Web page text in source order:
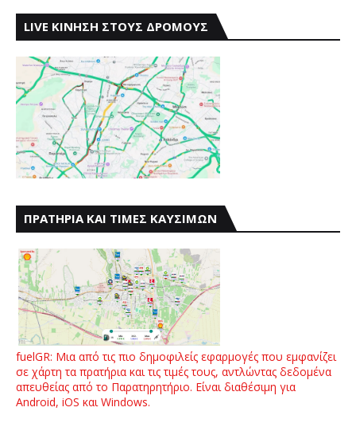
LIVE ΚΙΝΗΣΗ ΣΤΟΥΣ ΔΡΟΜΟΥΣ
ΠΡΑΤΗΡΙΑ ΚΑΙ ΤΙΜΕΣ ΚΑΥΣΙΜΩΝ
fuelGR: Μια από τις πιο δημοφιλείς εφαρμογές που εμφανίζει
σε χάρτη τα πρατήρια και τις τιμές τους, αντλώντας δεδομένα
απευθείας από το Παρατηρητήριο. Είναι διαθέσιμη για
Android, iOS και Windows.